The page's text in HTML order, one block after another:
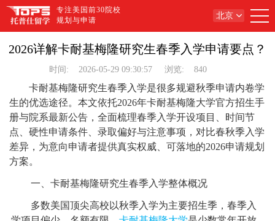
专注美国前30院校
规划与申请
北京
2026详解卡耐基梅隆研究生春季入学申请要点？
时间: 2026-05-29 09:30:57 浏览: 840
卡耐基梅隆研究生春季入学是很多规避秋季申请内卷学
生的优选途径。本文依托2026年卡耐基梅隆大学官方招生手
册与院系最新公告，全面梳理春季入学开设项目、时间节
点、硬性申请条件、录取偏好与注意事项，对比春秋季入学
差异，为意向申请者提供真实权威、可落地的2026申请规划
方案。
一、卡耐基梅隆研究生春季入学整体概况
多数美国顶尖高校以秋季入学为主要招生季，春季入